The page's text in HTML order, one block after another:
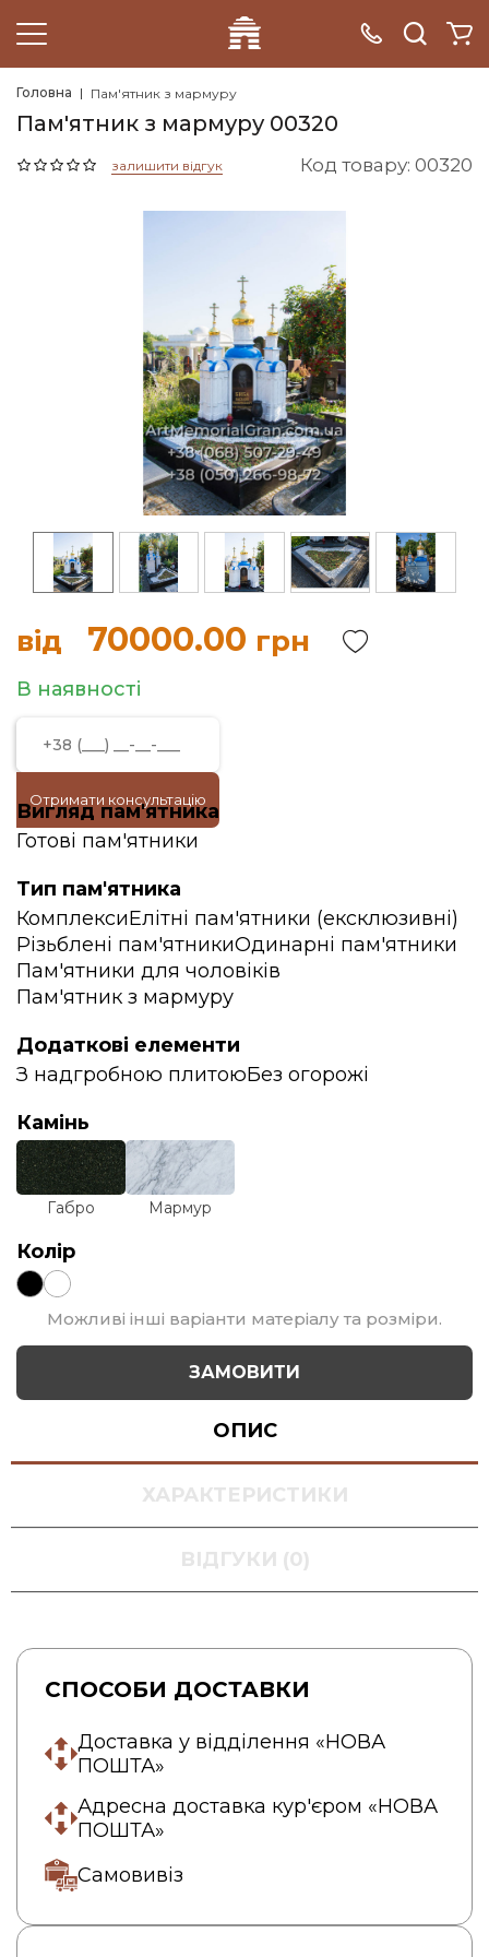
Головна Пам'ятник з мармуру
Пам'ятник з мармуру 00320
залишити відгук Код товару: 00320
від 70000.00 грн
В наявності
Отримати консультацію
Вигляд пам'ятника
Готові пам'ятники
Тип пам'ятника
КомплексиЕлітні пам'ятники (ексклюзивні)
Різьблені пам'ятникиОдинарні пам'ятники
Пам'ятники для чоловіків
Пам'ятник з мармуру
Додаткові елементи
З надгробною плитоюБез огорожі
Камінь
Габро Мармур
Колір
Можливі інші варіанти матеріалу та розміри.
ЗАМОВИТИ
ОПИС
ХАРАКТЕРИСТИКИ
ВІДГУКИ (0)
СПОСОБИ ДОСТАВКИ
Доставка у відділення «НОВА
ПОШТА»
Адресна доставка кур'єром «НОВА
ПОШТА»
Самовивіз